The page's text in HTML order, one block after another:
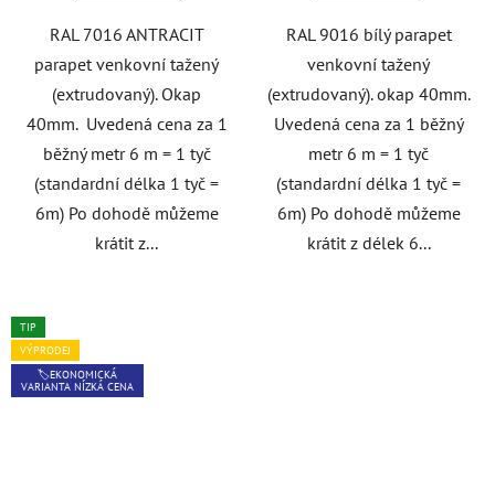
RAL 7016 ANTRACIT
parapet venkovní tažený
(extrudovaný). Okap
40mm. Uvedená cena za 1
běžný metr 6 m = 1 tyč
(standardní délka 1 tyč =
6m) Po dohodě můžeme
krátit z...
RAL 9016 bílý parapet
venkovní tažený
(extrudovaný). okap 40mm.
Uvedená cena za 1 běžný
metr 6 m = 1 tyč
(standardní délka 1 tyč =
6m) Po dohodě můžeme
krátit z délek 6...
TIP
VÝPRODEJ
🏷️EKONOMICKÁ
VARIANTA NÍZKÁ CENA